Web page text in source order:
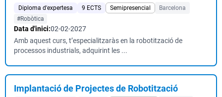
Diploma d'expertesa 9 ECTS Semipresencial
Barcelona
#Robòtica
Data d'inici:02-02-2027
Amb aquest curs, t’especialitzaràs en la robotització de
processos industrials, adquirint les ...
Implantació de Projectes de Robotització